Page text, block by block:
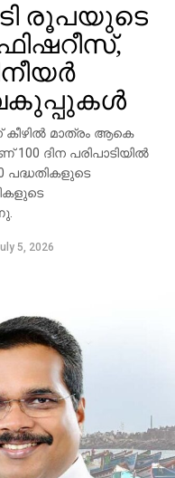
രൂപയുടെ
മാത്രം ആകെ
ദിന പരിപാടിയില്‍
പദ്ധതികളുടെ
5, 2026